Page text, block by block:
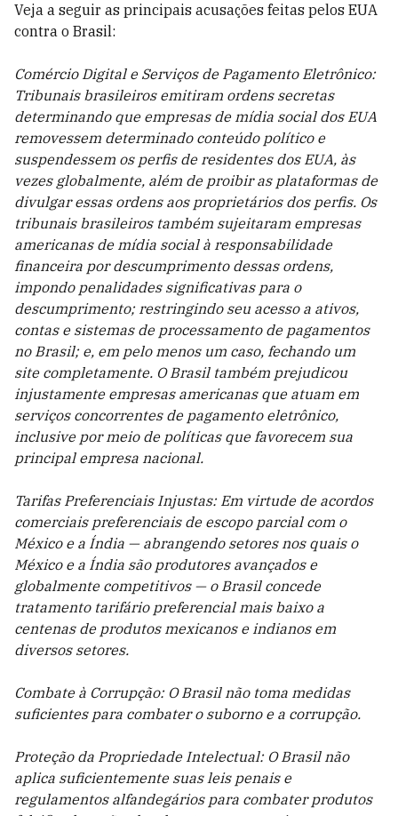
Veja a seguir as principais acusações feitas pelos EUA
contra o Brasil:
Comércio Digital e Serviços de Pagamento Eletrônico:
Tribunais brasileiros emitiram ordens secretas
determinando que empresas de mídia social dos EUA
removessem determinado conteúdo político e
suspendessem os perfis de residentes dos EUA, às
vezes globalmente, além de proibir as plataformas de
divulgar essas ordens aos proprietários dos perfis. Os
tribunais brasileiros também sujeitaram empresas
americanas de mídia social à responsabilidade
financeira por descumprimento dessas ordens,
impondo penalidades significativas para o
descumprimento; restringindo seu acesso a ativos,
contas e sistemas de processamento de pagamentos
no Brasil; e, em pelo menos um caso, fechando um
site completamente. O Brasil também prejudicou
injustamente empresas americanas que atuam em
serviços concorrentes de pagamento eletrônico,
inclusive por meio de políticas que favorecem sua
principal empresa nacional.
Tarifas Preferenciais Injustas: Em virtude de acordos
comerciais preferenciais de escopo parcial com o
México e a Índia — abrangendo setores nos quais o
México e a Índia são produtores avançados e
globalmente competitivos — o Brasil concede
tratamento tarifário preferencial mais baixo a
centenas de produtos mexicanos e indianos em
diversos setores.
Combate à Corrupção: O Brasil não toma medidas
suficientes para combater o suborno e a corrupção.
Proteção da Propriedade Intelectual: O Brasil não
aplica suficientemente suas leis penais e
regulamentos alfandegários para combater produtos